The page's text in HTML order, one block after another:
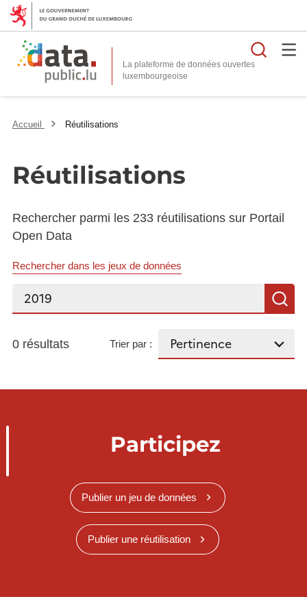
La plateforme de données ouvertes
Accueil Réutilisations
Réutilisations
Rechercher parmi les 233 réutilisations sur Portail
Open Data
Rechercher dans les jeux de données
Rechercher...
0 résultats Trier par :
Participez
Publier un jeu de données
Publier une réutilisation